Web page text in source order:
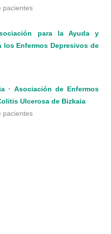
pacientes
para la Ayuda y
los Enfermos Depresivos de
· Asociación de Enfermos
Ulcerosa de Bizkaia
pacientes